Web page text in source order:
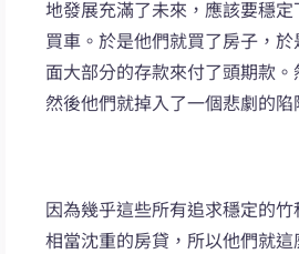
地發展充滿了未來，應該要穩
買車。於是他們就買了房子，
面大部分的存款來付了頭期款。
然後他們就掉入了一個悲劇的陷
因為幾乎這些所有追求穩定的
相當沈重的房貸，所以他們就